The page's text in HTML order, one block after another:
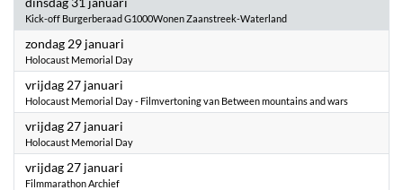
Kick-off Burgerberaad G1000Wonen Zaanstreek-Waterland
zondag 29 januari
Holocaust Memorial Day
vrijdag 27 januari
Holocaust Memorial Day - Filmvertoning van Between mountains and wars
vrijdag 27 januari
Holocaust Memorial Day
vrijdag 27 januari
Filmmarathon Archief